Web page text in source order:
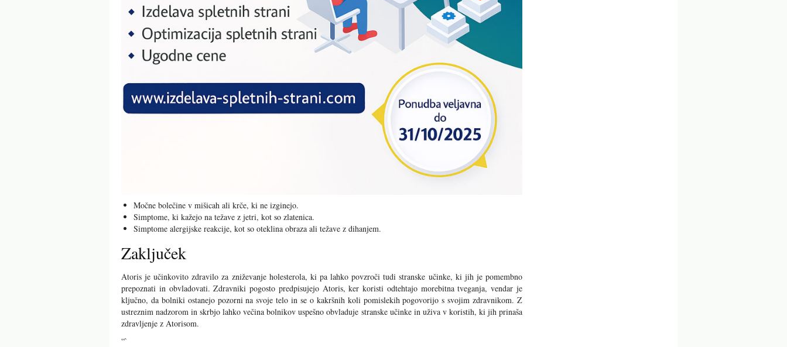
Močne bolečine v mišicah ali krče, ki ne izginejo.
Simptome, ki kažejo na težave z jetri, kot so zlatenica.
Simptome alergijske reakcije, kot so oteklina obraza ali težave z dihanjem.
Zaključek
Atoris je učinkovito zdravilo za zniževanje holesterola, ki pa lahko povzroči tudi stranske učinke, ki jih je pomembno
prepoznati in obvladovati. Zdravniki pogosto predpisujejo Atoris, ker koristi odtehtajo morebitna tveganja, vendar je
ključno, da bolniki ostanejo pozorni na svoje telo in se o kakršnih koli pomislekih pogovorijo s svojim zdravnikom. Z
ustreznim nadzorom in skrbjo lahko večina bolnikov uspešno obvladuje stranske učinke in uživa v koristih, ki jih prinaša
zdravljenje z Atorisom.
“`